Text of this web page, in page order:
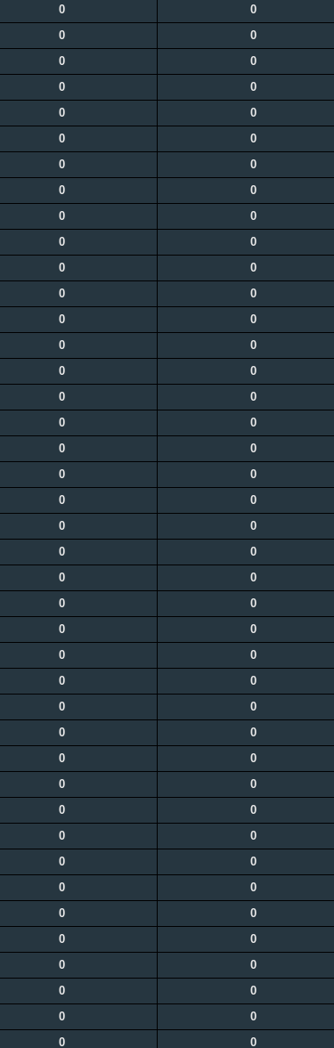
0 0
0 0
0 0
0 0
0 0
0 0
0 0
0 0
0 0
0 0
0 0
0 0
0 0
0 0
0 0
0 0
0 0
0 0
0 0
0 0
0 0
0 0
0 0
0 0
0 0
0 0
0 0
0 0
0 0
0 0
0 0
0 0
0 0
0 0
0 0
0 0
0 0
0 0
0 0
0 0
0 0